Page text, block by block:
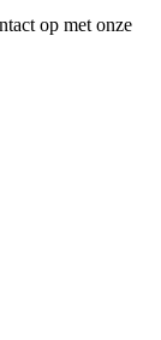
op met onze